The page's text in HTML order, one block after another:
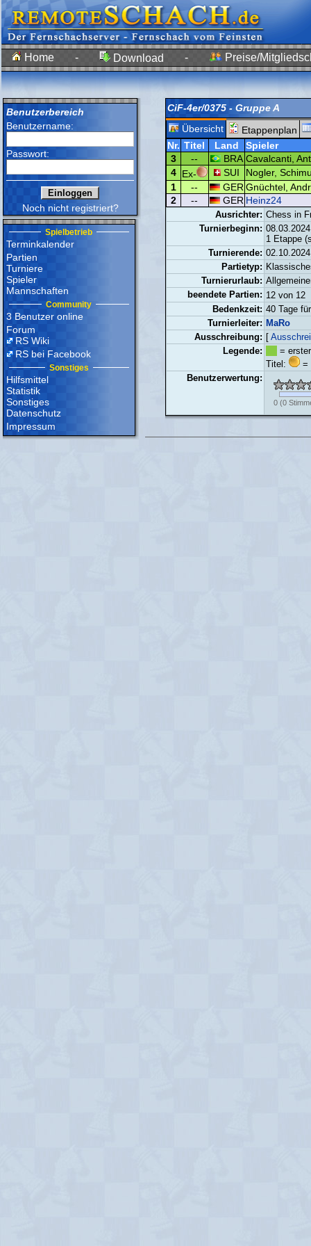
Home - Download - Preise/
Benutzerbereich
Benutzername:
Passwort:
Noch nicht registriert?
Spielbetrieb
Terminkalender
Partien
Turniere
Spieler
Mannschaften
Community
3 Benutzer online
Forum
RS Wiki
RS bei Facebook
Sonstiges
Hilfsmittel
Statistik
Sonstiges
Datenschutz
Impressum
CiF-4er/0375 - Gruppe A
Übersicht
Etappenplan
Nr. Titel Land
Spieler
3
-- BRA Cavalcanti,
4 Ex- SUI
Nogler,
1
-- GER Gnüchtel,
2
-- GER Heinz24
Ausrichter: Chess in
Turnierbeginn:
1 Etappe
Turnierende:
Partietyp:
Turnierurlaub:
beendete Partien: 12 von
Bedenkzeit: 40 Tage
Turnierleiter: MaRo
Ausschreibung: [
Legende:
=
Titel:
=
Benutzerwertung:
0(0